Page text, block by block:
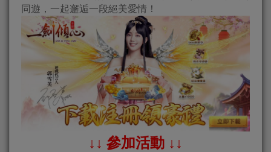
同遊，一起邂逅一段絕美愛情！
↓↓ 參加活動 ↓↓